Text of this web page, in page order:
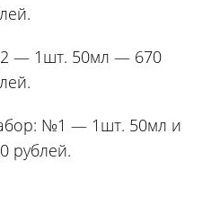
— 1шт. 50мл — 670
№1 — 1шт. 50мл и
рублей.